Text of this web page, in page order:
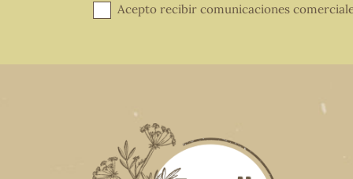
Acepto recibir comunicaciones